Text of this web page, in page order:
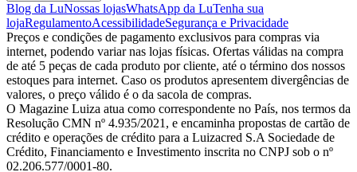
Blog da LuNossas lojasWhatsApp da LuTenha sua
lojaRegulamentoAcessibilidadeSegurança e Privacidade
Preços e condições de pagamento exclusivos para compras via
internet, podendo variar nas lojas físicas. Ofertas válidas na compra
de até 5 peças de cada produto por cliente, até o término dos nossos
estoques para internet. Caso os produtos apresentem divergências de
valores, o preço válido é o da sacola de compras.
O Magazine Luiza atua como correspondente no País, nos termos da
Resolução CMN nº 4.935/2021, e encaminha propostas de cartão de
crédito e operações de crédito para a Luizacred S.A Sociedade de
Crédito, Financiamento e Investimento inscrita no CNPJ sob o nº
02.206.577/0001-80.